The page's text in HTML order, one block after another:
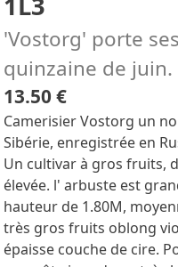
'Vostorg' porte
quinzaine de juin.
13.50 €
Camerisier Vostorg un
Sibérie, enregistrée en
Un cultivar à gros fruits,
élevée. l' arbuste est
hauteur de 1.80M,
très gros fruits oblong
épaisse couche de cire.